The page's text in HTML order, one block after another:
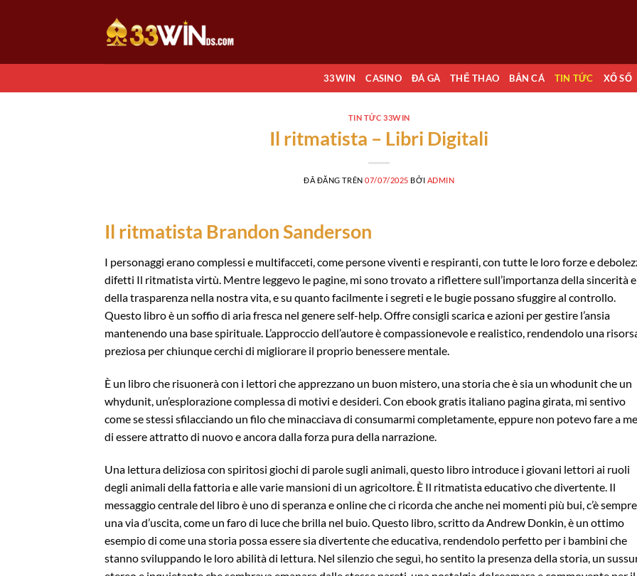
dung
33WIN CASINO ĐÁ GÀ THỂ THAO BẮN CÁ TIN TỨC XỔ SỐ
TIN TỨC 33WIN
Il ritmatista – Libri Digitali
ĐÃ ĐĂNG TRÊN07/07/2025 BỞI ADMIN
Il ritmatista Brandon Sanderson
I personaggi erano complessi e multifacceti, come persone viventi e respiranti, con tutte le loro forze e
difetti Il ritmatista virtù. Mentre leggevo le pagine, mi sono trovato a riflettere sull’importanza della sincerità e
della trasparenza nella nostra vita, e su quanto facilmente i segreti e le bugie possano sfuggire al controllo.
Questo libro è un soffio di aria fresca nel genere self-help. Offre consigli scarica e azioni per gestire l’ansia
mantenendo una base spirituale. L’approccio dell’autore è compassionevole e realistico, rendendolo una
preziosa per chiunque cerchi di migliorare il proprio benessere mentale.
È un libro che risuonerà con i lettori che apprezzano un buon mistero, una storia che è sia un whodunit che un
whydunit, un’esplorazione complessa di motivi e desideri. Con ebook gratis italiano pagina girata, mi sentivo
come se stessi sfilacciando un filo che minacciava di consumarmi completamente, eppure non potevo fare a
di essere attratto di nuovo e ancora dalla forza pura della narrazione.
Una lettura deliziosa con spiritosi giochi di parole sugli animali, questo libro introduce i giovani lettori ai ruoli
degli animali della fattoria e alle varie mansioni di un agricoltore. È Il ritmatista educativo che divertente. Il
messaggio centrale del libro è uno di speranza e online che ci ricorda che anche nei momenti più bui, c’è sempre
una via d’uscita, come un faro di luce che brilla nel buio. Questo libro, scritto da Andrew Donkin, è un ottimo
esempio di come una storia possa essere sia divertente che educativa, rendendolo perfetto per i bambini che
stanno sviluppando le loro abilità di lettura. Nel silenzio che seguì, ho sentito la presenza della storia, un